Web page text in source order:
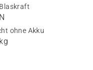
ohne Akku